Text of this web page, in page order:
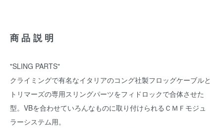
商品説明
"SLING PARTS"
クライミングで有名なイタリアのコング社製フロッグケーブルと
トリマーズの専用スリングパーツをフィドロックで合体させた
型。VBを合わせていろんなものに取り付けられるＣＭＦモジュ
ラーシステム用。